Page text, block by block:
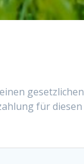
gesetzlichen
für diesen